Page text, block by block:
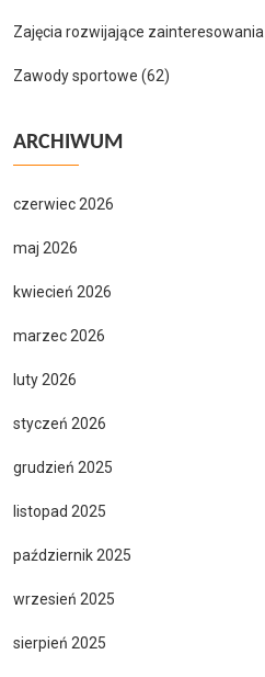
Zajęcia rozwijające zainteresowania
Zawody sportowe (62)
ARCHIWUM
czerwiec 2026
maj 2026
kwiecień 2026
marzec 2026
luty 2026
styczeń 2026
grudzień 2025
listopad 2025
październik 2025
wrzesień 2025
sierpień 2025